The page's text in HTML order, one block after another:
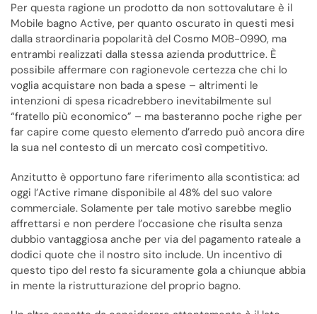
Per questa ragione un prodotto da non sottovalutare è il
Mobile bagno Active, per quanto oscurato in questi mesi
dalla straordinaria popolarità del Cosmo M0B-0990, ma
entrambi realizzati dalla stessa azienda produttrice. È
possibile affermare con ragionevole certezza che chi lo
voglia acquistare non bada a spese – altrimenti le
intenzioni di spesa ricadrebbero inevitabilmente sul
“fratello più economico” – ma basteranno poche righe per
far capire come questo elemento d’arredo può ancora dire
la sua nel contesto di un mercato così competitivo.
Anzitutto è opportuno fare riferimento alla scontistica: ad
oggi l’Active rimane disponibile al 48% del suo valore
commerciale. Solamente per tale motivo sarebbe meglio
affrettarsi e non perdere l’occasione che risulta senza
dubbio vantaggiosa anche per via del pagamento rateale a
dodici quote che il nostro sito include. Un incentivo di
questo tipo del resto fa sicuramente gola a chiunque abbia
in mente la ristrutturazione del proprio bagno.